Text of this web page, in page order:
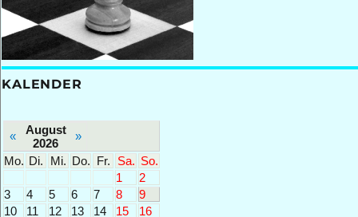
KALENDER
«
August
2026
»
Mo. Di. Mi. Do. Fr. Sa. So.
1
2
3
4 5 6 7 8
9
10
11 12 13 14 15
16